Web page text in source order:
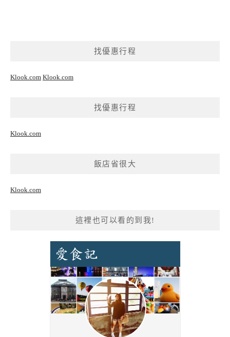
找優惠行程
Klook.com Klook.com
找優惠行程
Klook.com
飯店省很大
Klook.com
這裡也可以看的到我!